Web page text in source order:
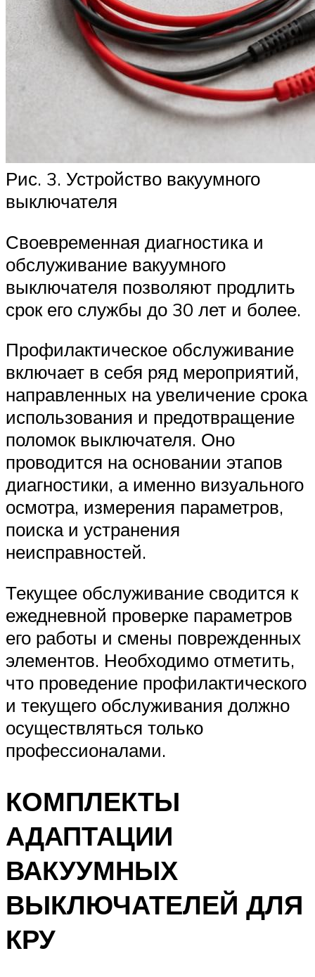
Рис. 3. Устройство вакуумного
выключателя
Своевременная диагностика и
обслуживание вакуумного
выключателя позволяют продлить
срок его службы до 30 лет и более.
Профилактическое обслуживание
включает в себя ряд мероприятий,
направленных на увеличение срока
использования и предотвращение
поломок выключателя. Оно
проводится на основании этапов
диагностики, а именно визуального
осмотра, измерения параметров,
поиска и устранения
неисправностей.
Текущее обслуживание сводится к
ежедневной проверке параметров
его работы и смены поврежденных
элементов. Необходимо отметить,
что проведение профилактического
и текущего обслуживания должно
осуществляться только
профессионалами.
КОМПЛЕКТЫ
АДАПТАЦИИ
ВАКУУМНЫХ
ВЫКЛЮЧАТЕЛЕЙ ДЛЯ
КРУ